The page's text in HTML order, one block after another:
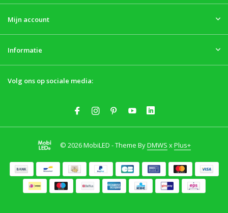
Mijn account
Informatie
Volg ons op sociale media:
© 2026 MobiLED - Theme ByDMWS xPlus+